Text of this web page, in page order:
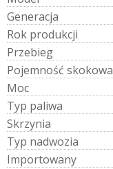
Generacja
Rok produkcji
Przebieg
Pojemność skokowa
Moc
Typ paliwa
Skrzynia
Typ nadwozia
Importowany